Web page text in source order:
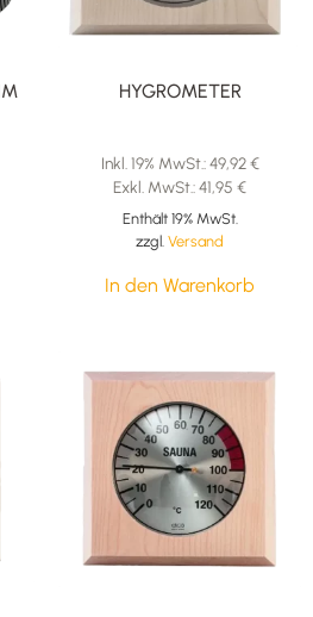
HYGROMETER
Inkl. 19% MwSt.:49,92€
Exkl. MwSt.:41,95 €
Enthält 19% MwSt.
zzgl. Versand
In den Warenkorb